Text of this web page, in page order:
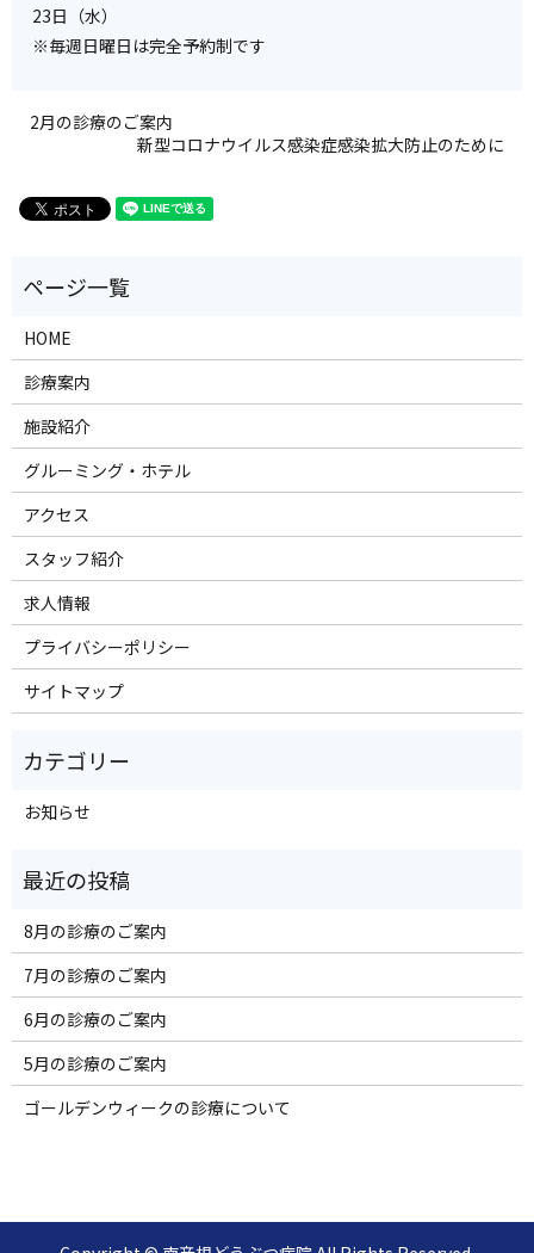
23日（水）
※毎週日曜日は完全予約制です
2月の診療のご案内
新型コロナウイルス感染症感染拡大防止のために
HOME
診療案内
施設紹介
グルーミング・ホテル
アクセス
スタッフ紹介
求人情報
プライバシーポリシー
サイトマップ
お知らせ
8月の診療のご案内
7月の診療のご案内
6月の診療のご案内
5月の診療のご案内
ゴールデンウィークの診療について